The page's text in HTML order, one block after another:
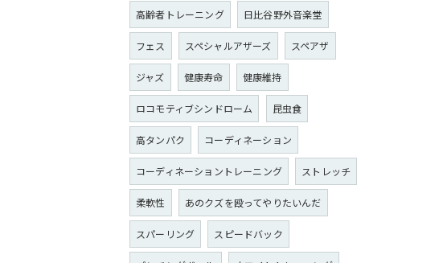
高齢者トレーニング 日比谷野外音楽堂
フェス スペシャルアザーズ スペアザ
ジャズ 健康寿命 健康維持
ロコモティブシンドローム 昆虫食
高タンパク コーディネーション
コーディネーショントレーニング ストレッチ
柔軟性 あのクズを殴ってやりたいんだ
スパーリング スピードバック